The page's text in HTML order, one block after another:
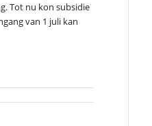
Tot nu kon subsidie
van 1 juli kan